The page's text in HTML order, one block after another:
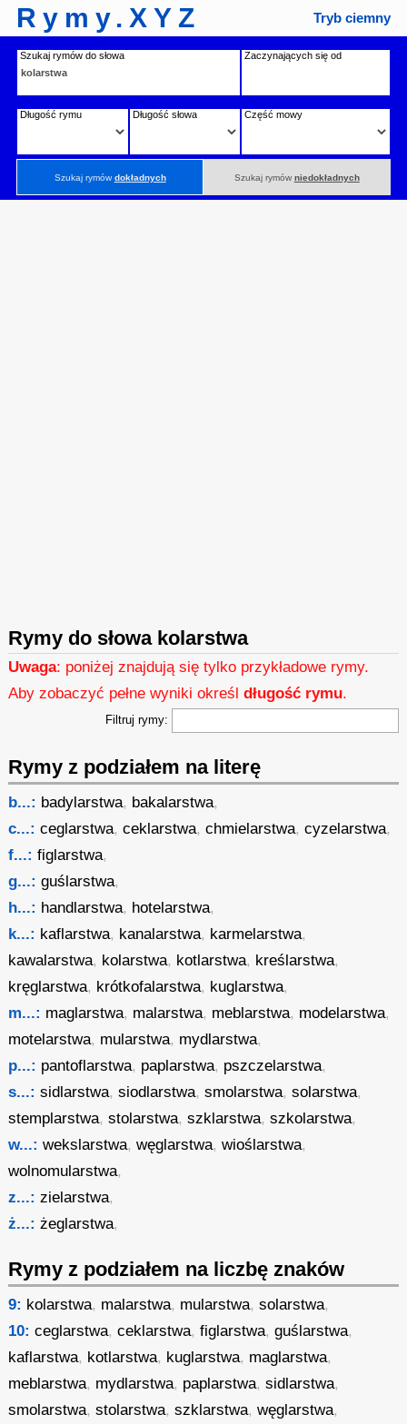
Rymy.XYZ Tryb ciemny
Szukaj rymów do słowa Zaczynających się od
Długość rymu Długość słowa Część mowy
Szukaj rymówdokładnych Szukaj rymów niedokładnych
Rymy do słowa kolarstwa
Uwaga: poniżej znajdują się tylko przykładowe rymy.
Aby zobaczyć pełne wyniki określdługość rymu.
Filtruj rymy:
Rymy z podziałem na literę
b...: badylarstwa, bakalarstwa,
c...: ceglarstwa,ceklarstwa,chmielarstwa,cyzelarstwa,
f...: figlarstwa,
g...: guślarstwa,
h...: handlarstwa, hotelarstwa,
k...: kaflarstwa, kanalarstwa, karmelarstwa,
kawalarstwa, kolarstwa, kotlarstwa, kreślarstwa,
kręglarstwa, krótkofalarstwa, kuglarstwa,
m...: maglarstwa, malarstwa, meblarstwa, modelarstwa,
motelarstwa, mularstwa, mydlarstwa,
p...: pantoflarstwa, paplarstwa, pszczelarstwa,
s...: sidlarstwa,siodlarstwa,smolarstwa,solarstwa,
stemplarstwa,stolarstwa,szklarstwa,szkolarstwa,
w...: wekslarstwa,węglarstwa,wioślarstwa,
wolnomularstwa,
z...: zielarstwa,
ż...: żeglarstwa,
Rymy z podziałem na liczbę znaków
9: kolarstwa, malarstwa, mularstwa,solarstwa,
10: ceglarstwa,ceklarstwa,figlarstwa,guślarstwa,
kaflarstwa, kotlarstwa, kuglarstwa, maglarstwa,
meblarstwa, mydlarstwa, paplarstwa,sidlarstwa,
smolarstwa,stolarstwa,szklarstwa,węglarstwa,